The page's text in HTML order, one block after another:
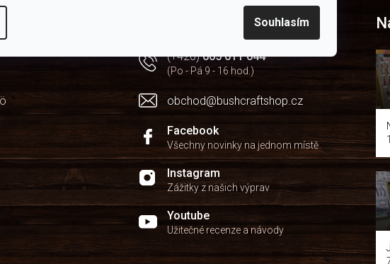
Souhlasím
ý
Potřebujete poradit?
(+420)605 011 644
(Po - Pá 9 - 16 hod.)
obchod@bushcraftshop.cz
Facebook
Všechny novinky na jednom místě
Instagram
Zážitky z našich výprav
Youtube
Užitečné recenze a návody